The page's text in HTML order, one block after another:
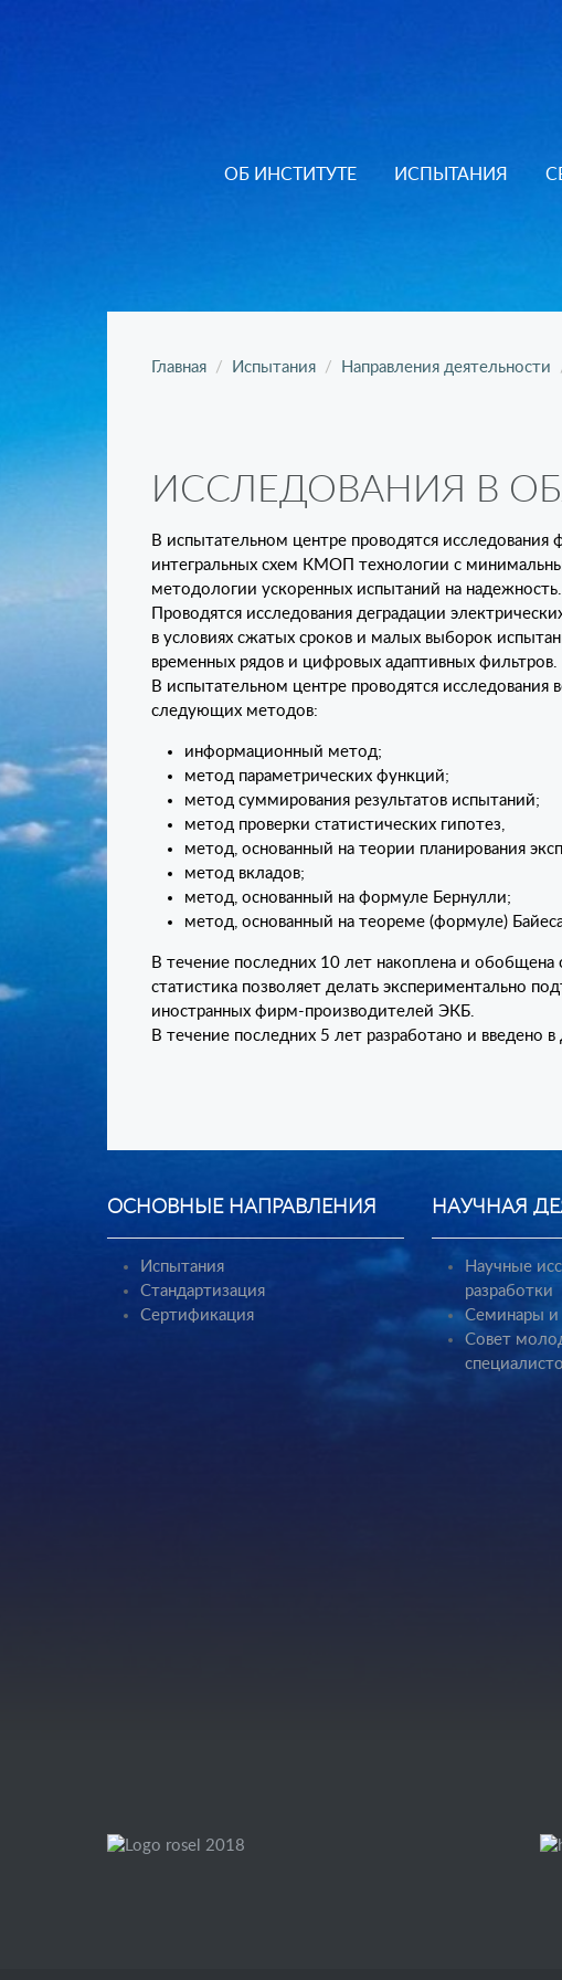
ОБ ИНСТИТУТЕ ИСПЫТАНИЯ
Главная Испытания Направления деятельности
ИССЛЕДОВАНИЯ В
В испытательном центре проводятся
интегральных схем КМОП технологии с
методологии ускоренных испытаний на надежность.
Проводятся исследования деградации
в условиях сжатых сроков и малых выборок
временных рядов и цифровых адаптивных фильтров.
В испытательном центре проводятся
следующих методов:
информационный метод;
метод параметрических функций;
метод суммирования результатов испытаний;
метод проверки статистических гипотез,
метод, основанный на теории планирования
метод вкладов;
метод, основанный на формуле Бернулли;
метод, основанный на теореме (формуле)
В течение последних 10 лет накоплена и обобщена
статистика позволяет делать экспериментально
иностранных фирм-производителей ЭКБ.
В течение последних 5 лет разработано и введено
ОСНОВНЫЕ НАПРАВЛЕНИЯ
Испытания
Стандартизация
Сертификация
НАУЧНАЯ
Научные
разработки
Семинары и
Совет